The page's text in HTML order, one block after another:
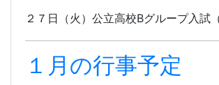
２７日（火）公立高校Bグループ入試
１月の行事予定